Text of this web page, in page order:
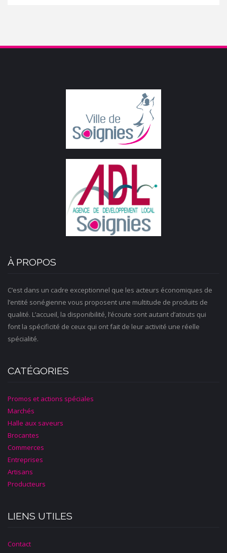
À PROPOS
C’est dans un cadre exceptionnel que les acteurs économiques de
l’entité sonégienne vous proposent une multitude de produits de
qualité. L’accueil, la disponibilité, l’écoute sont autant d’atouts qui
font la spécificité de ceux qui ont fait de leur activité une réelle
spécialité.
CATÉGORIES
Promos et actions spéciales
Marchés
Halle aux saveurs
Brocantes
Commerces
Entreprises
Artisans
Producteurs
LIENS UTILES
Contact